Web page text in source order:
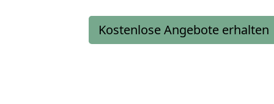
Kostenlose Angebote erhalten